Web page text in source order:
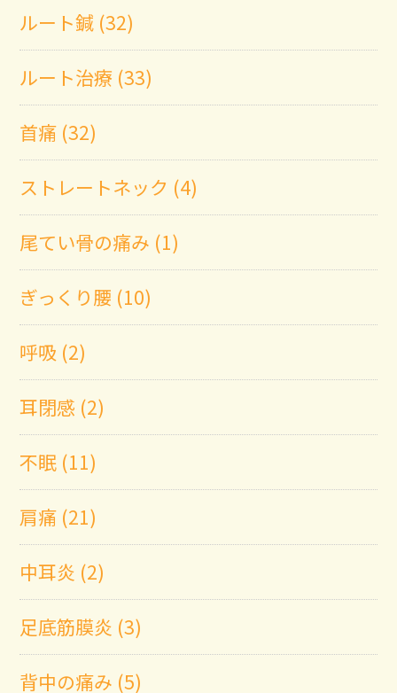
ルート鍼 (32)
ルート治療 (33)
首痛 (32)
ストレートネック (4)
尾てい骨の痛み (1)
ぎっくり腰 (10)
呼吸 (2)
耳閉感 (2)
不眠 (11)
肩痛 (21)
中耳炎 (2)
足底筋膜炎 (3)
背中の痛み (5)